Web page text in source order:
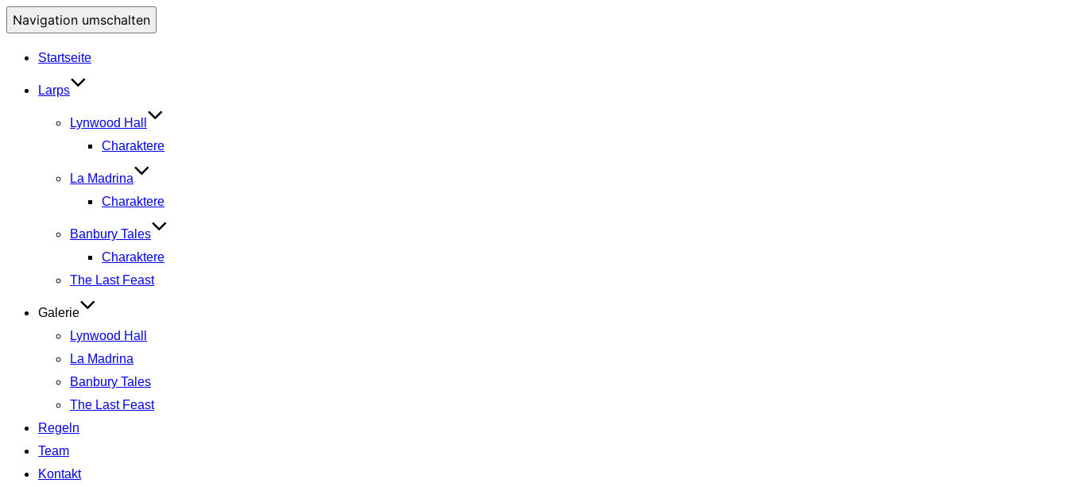
Navigation umschalten
Startseite
Larps
Lynwood Hall
Charaktere
La Madrina
Charaktere
Banbury Tales
Charaktere
The Last Feast
Galerie
Lynwood Hall
La Madrina
Banbury Tales
The Last Feast
Regeln
Team
Kontakt